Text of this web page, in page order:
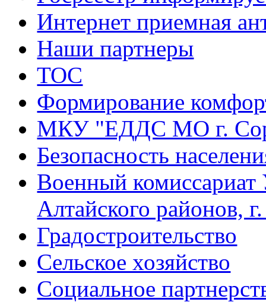
Интернет приемная
Наши партнеры
ТОС
Формирование
МКУ "ЕДДС МО г.
Безопасность
Военный комиссариат
Алтайского районов,
Градостроительство
Сельское хозяйство
Социальное